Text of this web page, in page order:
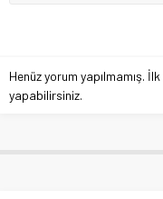
Henüz yorum yapılmamış.
yapabilirsiniz.